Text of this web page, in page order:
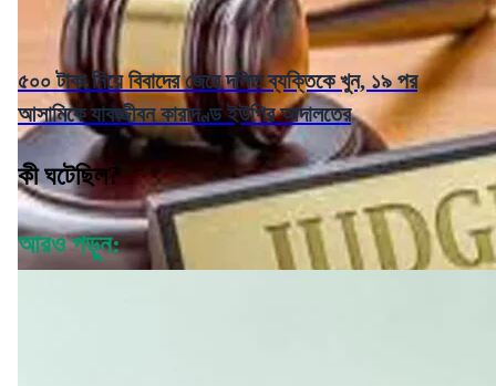
৫০০ টাকা নিয়ে বিবাদের জেরে দলিত ব্যক্তিকে খুন, ১৯ পর
আসামিকে যাবজ্জীবন কারাদণ্ড ইউপির আদালতের
কী ঘটেছিল?
আরও পড়ুন: